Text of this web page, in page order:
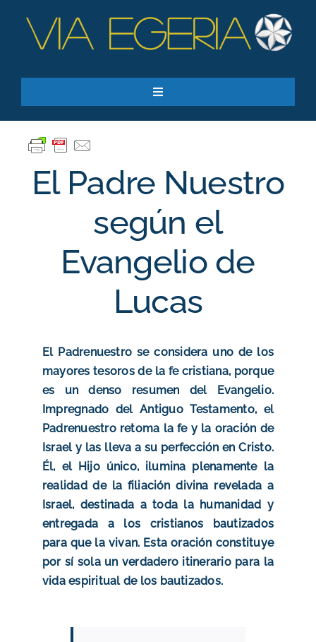
content
Toggle
Recursos
Quiero apoyar
SEARCH
Suscríbase a nuestro boletín
El Padre Nuestro
según el
Evangelio de
Lucas
El Padrenuestro se considera uno de los
mayores tesoros de la fe cristiana, porque
es un denso resumen del Evangelio.
Impregnado del Antiguo Testamento, el
Padrenuestro retoma la fe y la oración de
Israel y las lleva a su perfección en Cristo.
Él, el Hijo único, ilumina plenamente la
realidad de la filiación divina revelada a
Israel, destinada a toda la humanidad y
entregada a los cristianos bautizados
para que la vivan. Esta oración constituye
por sí sola un verdadero itinerario para la
vida espiritual de los bautizados.